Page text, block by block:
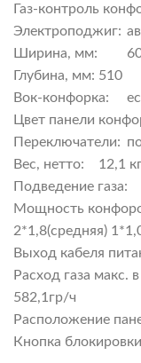
Газ-контроль
Электроподжиг:
Ширина, мм:
Глубина, мм: 510
Вок-конфорка:
Цвет панели
Переключатели:
Вес, нетто:
12,1
Подведение газа:
Мощность
2*1,8(средняя)
Выход кабеля
Расход газа макс.
582,1гр/ч
Расположение
Кнопка